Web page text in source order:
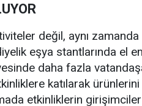
değil, aynı
eşya stantlarında el
daha fazla
katılarak ürünlerini
etkinliklerin